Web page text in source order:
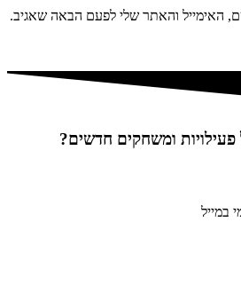
האימייל והאתר שלי לפעם הבאה שאגיב.
פעילויות ומשחקים חדשים?
במייל